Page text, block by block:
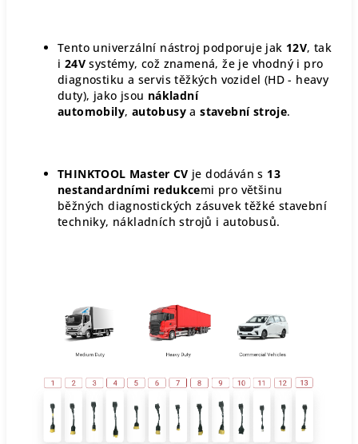
Tento univerzální nástroj podporuje jak 12V, tak
i 24V systémy, což znamená, že je vhodný i pro
diagnostiku a servis těžkých vozidel (HD - heavy
duty), jako jsou nákladní
automobily, autobusy a stavební stroje.
THINKTOOL Master CV je dodáván s 13
nestandardními redukcemi pro většinu
běžných diagnostických zásuvek těžké stavební
techniky, nákladních strojů i autobusů.